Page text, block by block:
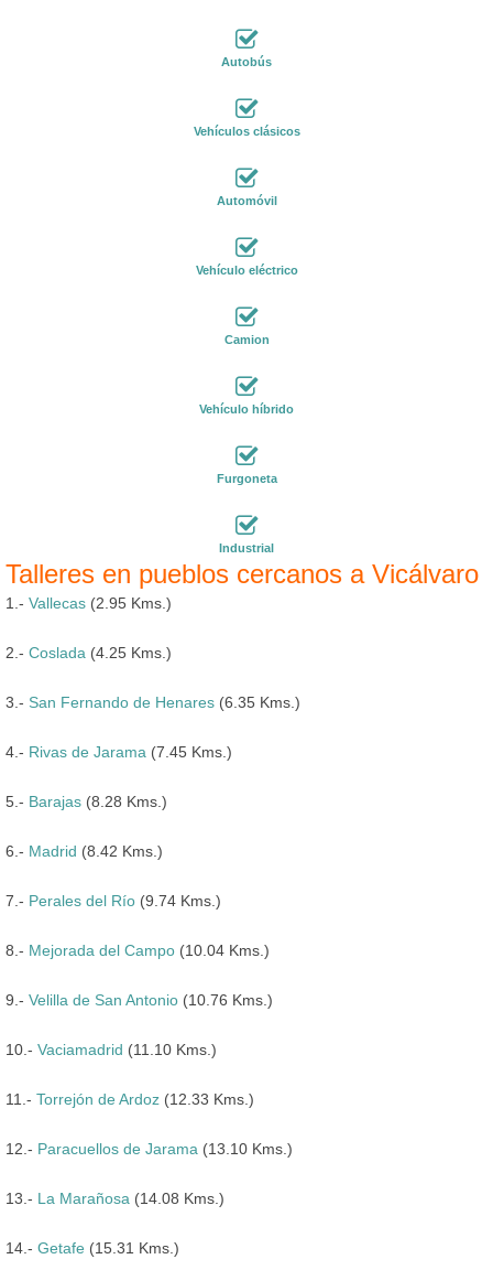
Autobús
Vehículos clásicos
Automóvil
Vehículo eléctrico
Camion
Vehículo híbrido
Furgoneta
Industrial
Talleres en pueblos cercanos a Vicálvaro
1.- Vallecas (2.95 Kms.)
2.- Coslada (4.25 Kms.)
3.- San Fernando de Henares (6.35 Kms.)
4.- Rivas de Jarama (7.45 Kms.)
5.- Barajas (8.28 Kms.)
6.- Madrid (8.42 Kms.)
7.- Perales del Río (9.74 Kms.)
8.- Mejorada del Campo (10.04 Kms.)
9.- Velilla de San Antonio (10.76 Kms.)
10.- Vaciamadrid (11.10 Kms.)
11.- Torrejón de Ardoz (12.33 Kms.)
12.- Paracuellos de Jarama (13.10 Kms.)
13.- La Marañosa (14.08 Kms.)
14.- Getafe (15.31 Kms.)